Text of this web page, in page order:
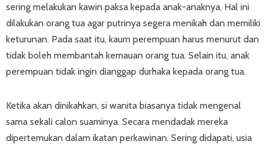
sering melakukan kawin paksa kepada anak-anaknya. Hal ini
dilakukan orang tua agar putrinya segera menikah dan memiliki
keturunan. Pada saat itu, kaum perempuan harus menurut dan
tidak boleh membantah kemauan orang tua. Selain itu, anak
perempuan tidak ingin dianggap durhaka kepada orang tua.
Ketika akan dinikahkan, si wanita biasanya tidak mengenal
sama sekali calon suaminya. Secara mendadak mereka
dipertemukan dalam ikatan perkawinan. Sering didapati, usia